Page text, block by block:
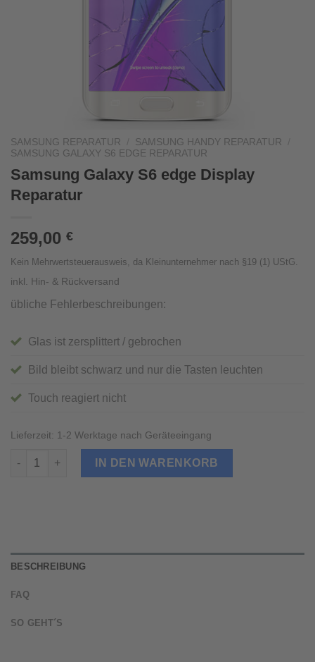
SAMSUNG REPARATUR SAMSUNG HANDY REPARATUR
SAMSUNG GALAXY S6 EDGE REPARATUR
Samsung Galaxy S6 edge Display
Reparatur
259,00 €
Kein Mehrwertsteuerausweis, da Kleinunternehmer nach §19 (1) UStG.
inkl. Hin- & Rückversand
übliche Fehlerbeschreibungen:
Glas ist zersplittert / gebrochen
Bild bleibt schwarz und nur die Tasten leuchten
Touch reagiert nicht
Lieferzeit: 1-2 Werktage nach Geräteeingang
Samsung Galaxy S6 edge Display Reparatur Menge
IN DEN WARENKORB
BESCHREIBUNG
FAQ
SO GEHT´S